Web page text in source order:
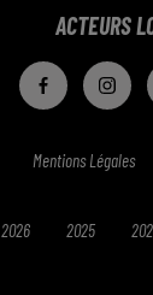
ACTEURS
Mentions Légales
2026 2025